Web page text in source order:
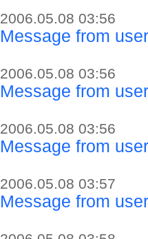
2006.05.08 03:56
Message from
2006.05.08 03:56
Message from
2006.05.08 03:56
Message from
2006.05.08 03:57
Message from